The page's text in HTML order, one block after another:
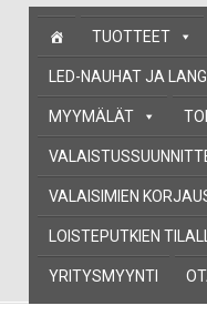
Skip
content
TUOTTEET
LED-NAUHAT JA
MYYMÄLÄT
VALAISIMIEN
LOISTEPUTKIEN
YRITYSMYYNTI